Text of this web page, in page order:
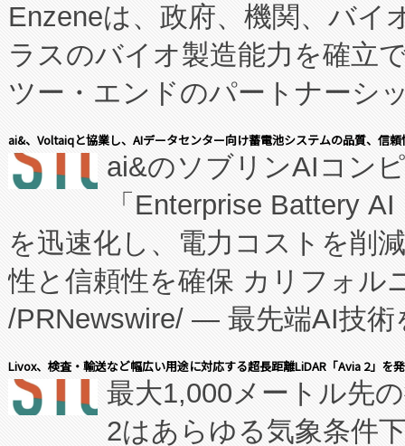
Enzeneは、政府、機関、バイ
ラスのバイオ製造能力を確立
ツー・エンドのパートナーシ
表しました。 同社の実績ある
manufacturing™ (FCCM™) プ
たNeXは、バイオ医薬品製造
従来のフェッドバッチ施設の
に、患者やサプライチェーン
キー方式で拡張性が高く、持
す。FCCM‑を活用した現地生
患者にとっての費用負担を大
のアクセスを大幅に拡大する
ai&、Voltaiqと協業し、AIデータセンター向け蓄電池システムの品質、信
ai&のソブリンAIコン
「Enterprise Battery
を迅速化し、電力コストを削
性と信頼性を確保 カリフォル
/PRNewswire/ — 最先端AI技術
会社エーアイ・アンド：本社
President原信平）と、エンタ
ードするVoltaiqは、日本にあ
Livox、検査・輸送など幅広い用途に対応する超長距離LiDAR「Avia 2」を
最大1,000メートル先
2はあらゆる気象条件